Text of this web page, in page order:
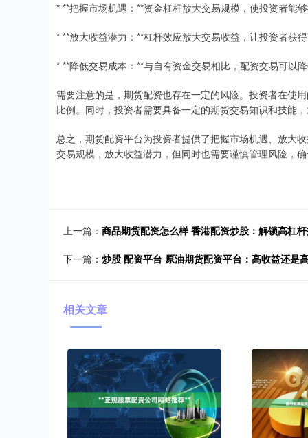
* **把握市场机遇：**资金杠杆放大交易规模，使投资者能
* **放大收益潜力：**杠杆效应放大交易收益，让投资者获
* **降低交易成本：**与自有资金交易相比，配资交易可以
需要注意的是，期货配资也存在一定的风险。投资者在使
比例。同时，投资者需要具备一定的期货交易知识和技能
总之，期货配资平台为投资者提供了把握市场机遇、放大
交易规模，放大收益潜力，但同时也需要谨慎管理风险，
上一篇： 商品期货配资怎么样 香港配资炒股：解锁高杠
下一篇： 炒股 配资平台 原油期货配资平台：高收益还是
相关文章